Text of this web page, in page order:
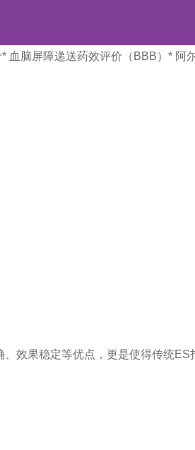
* 血脑屏障递送药效评价（BBB） * 阿
和PiggyBac转基因技术，
效果稳定等优点，更是使得传统ES